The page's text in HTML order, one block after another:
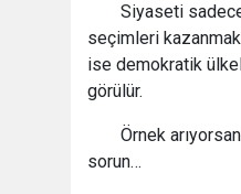
Siyaseti
seçimleri
ise demokratik
görülür.
Örnek
sorun…